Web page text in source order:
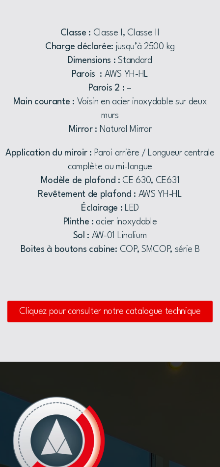
Classe : Classe I, Classe II
Charge déclarée: jusqu’à 2500 kg
Dimensions : Standard
Parois : AWS YH-HL
Parois 2 : –
Main courante : Voisin en acier inoxydable sur deux
murs
Mirror : Natural Mirror
Application du miroir : Paroi arrière / Longueur centrale
complète ou mi-longue
Modèle de plafond : CE 630, CE631
Revêtement de plafond : AWS YH-HL
Éclairage : LED
Plinthe : acier inoxydable
Sol : AW-01 Linolium
Boites à boutons cabine: COP, SMCOP, série B
Cliquez pour consulter notre catalogue technique